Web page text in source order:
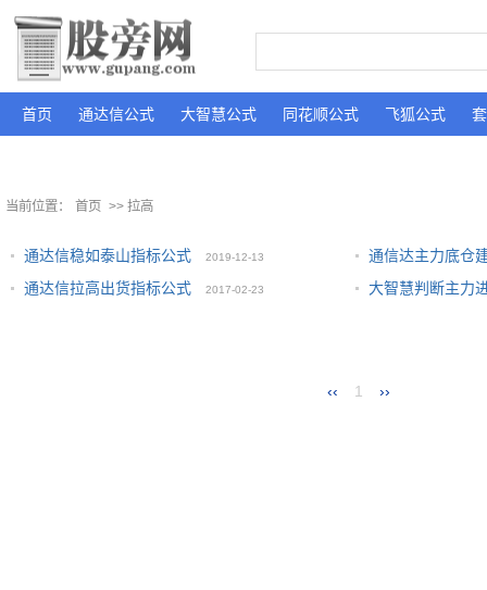
首页 通达信公式 大智慧公式 同花顺公式 飞狐公式
当前位置： 首页 >> 拉高
通达信稳如泰山指标公式 2019-12-13 通信达主力底仓
08
通达信拉高出货指标公式 2017-02-23 大智慧判断主力
‹‹ 1 ››